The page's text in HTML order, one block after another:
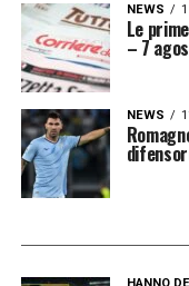
Le
fase
biancoceleste
ambiente
chiede
consolidare.
Gattuso, la
NEWS
Le
– 7
NEWS
HANNO